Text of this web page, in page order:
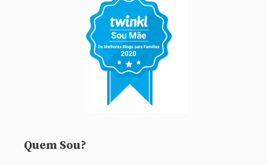
Quem Sou?